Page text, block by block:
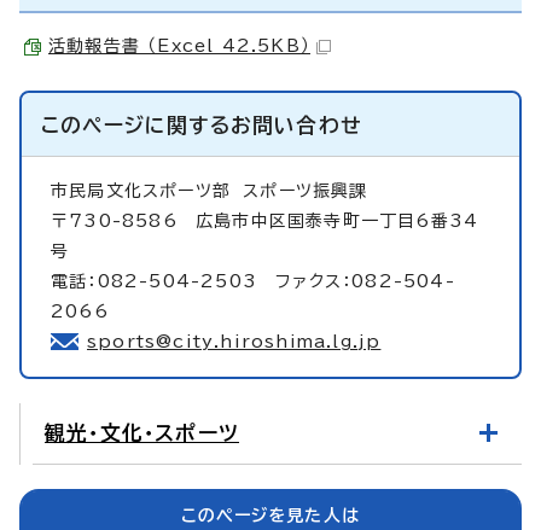
活動報告書 （Excel 42.5KB）
このページに関するお問い合わせ
市民局文化スポーツ部 スポーツ振興課
〒730-8586 広島市中区国泰寺町一丁目6番34
号
電話：082-504-2503 ファクス：082-504-
2066
sports@city.hiroshima.lg.jp
観光・文化・スポーツ
このページを見た人は